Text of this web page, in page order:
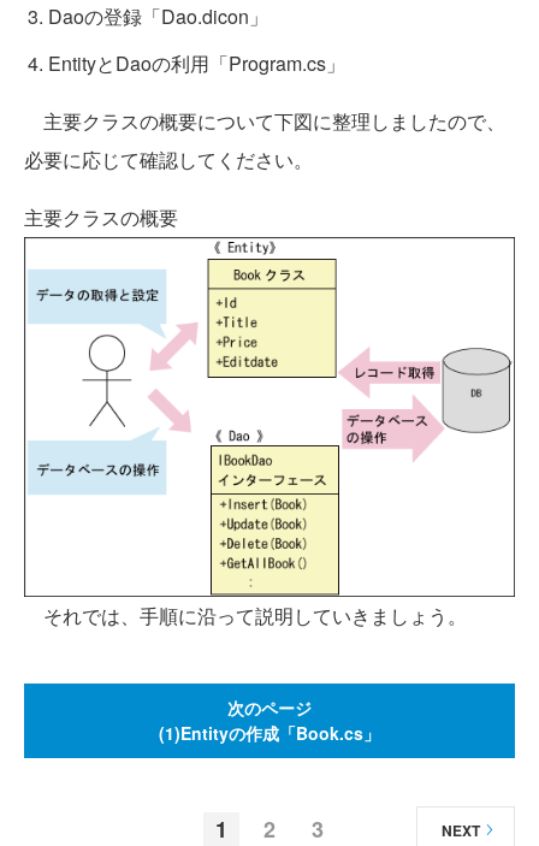
Daoの登録「Dao.dicon」
EntityとDaoの利用「Program.cs」
主要クラスの概要について下図に整理しましたので、
必要に応じて確認してください。
主要クラスの概要
それでは、手順に沿って説明していきましょう。
次のページ
(1)Entityの作成「Book.cs」
1 2 3 NEXT